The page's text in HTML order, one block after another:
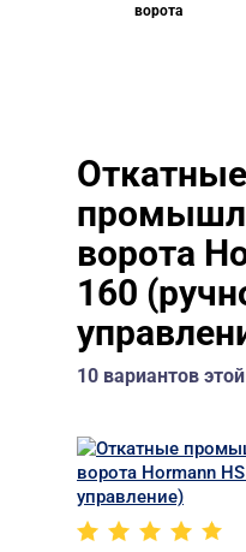
ворота
Откатные
ворота
160
10 вариантов